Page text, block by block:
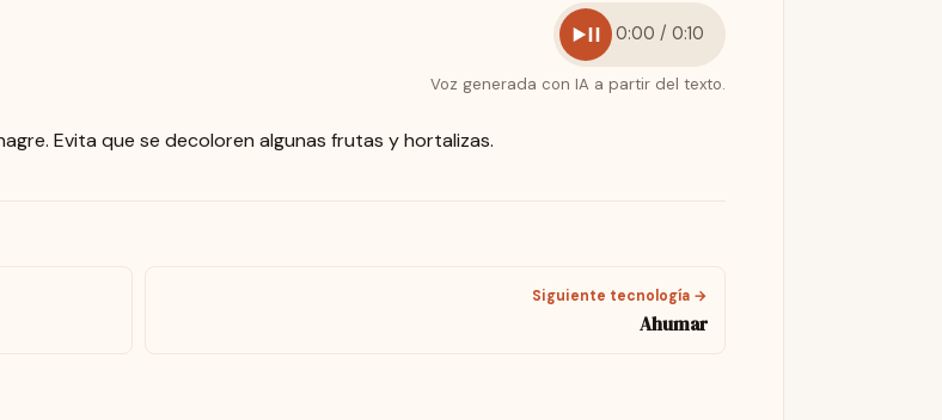
0:00 / 0:10
Voz generada con IA a partir del texto.
Evita que se decoloren algunas frutas y hortalizas.
Siguiente tecnología →
Ahumar